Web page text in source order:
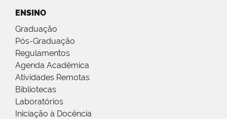
ENSINO
Graduação
Pós-Graduação
Regulamentos
Agenda Acadêmica
Atividades Remotas
Bibliotecas
Laboratórios
Iniciação à Docência